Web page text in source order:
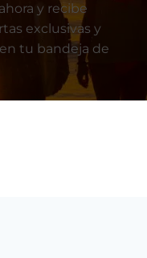
y recibe
exclusivas y
tu bandeja de